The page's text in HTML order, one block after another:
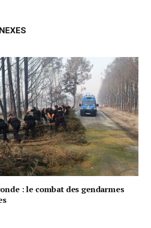
: le combat des gendarmes